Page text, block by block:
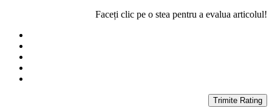
Faceți clic pe o stea pentru a evalua articolul!
Trimite Rating